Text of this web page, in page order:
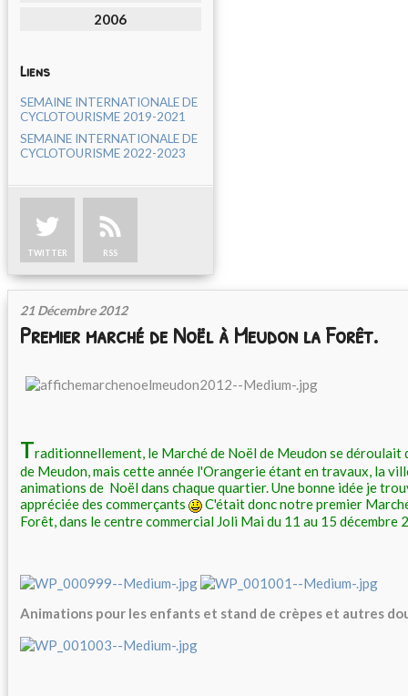
2006
Liens
SEMAINE INTERNATIONALE DE
CYCLOTOURISME 2019-2021
SEMAINE INTERNATIONALE DE
CYCLOTOURISME 2022-2023
TWITTER RSS
21 Décembre 2012
Premier marché de Noël à Meudon la Forêt.
Traditionnellement, le Marché de Noël de Meudon se déroulait
de Meudon, mais cette année l'Orangerie étant en travaux, la
animations de Noël dans chaque quartier. Une bonne idée je
appréciée des commerçants
C'était donc notre premier
Forêt, dans le centre commercial Joli Mai du 11 au 15 décembre
Animations pour les enfants et stand de crèpes et autres